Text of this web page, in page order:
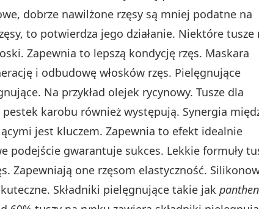
dobrze nawilżone rzęsy są mniej podatne na
to potwierdza jego działanie. Niektóre tusze
Zapewnia to lepszą kondycję rzęs. Maskara
i odbudowę włosków rzęs. Pielęgnujące
Na przykład olejek rycynowy. Tusze dla
karobu również występują. Synergia
jest kluczem. Zapewnia to efekt idealnie
podejście gwarantuje sukces. Lekkie formuły
Zapewniają one rzęsom elastyczność.
Składniki pielęgnujące takie jak